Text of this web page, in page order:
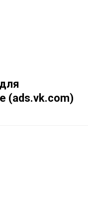
(ads.vk.com)